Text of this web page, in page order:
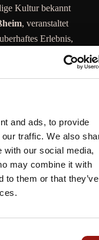
and ads, to provide
traffic. We also
with our social media,
may combine it with
to them or that they’ve
Kultur bekannt
, veranstaltet
Erlebnis,
begleitet von
Dieses
Verbindung aus
Unterhaltung, um
und Genuss zu
Hotels in